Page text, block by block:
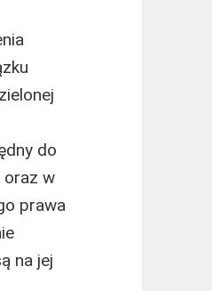
do
oraz w
prawa
na jej